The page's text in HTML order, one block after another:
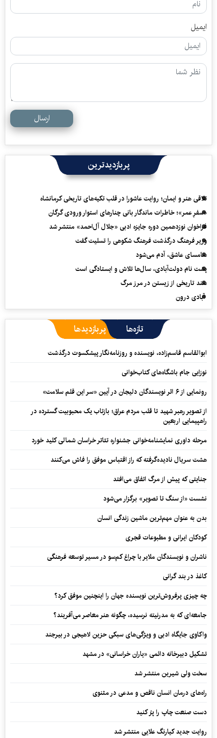
ایمیل
ارسال
پربازدیدترین
تلاقی هنر و ایمان؛ روایت عاشورا در قلب تکیه‌های تاریخی کرمانشاه
«سفرِ عمر»؛ خاطرات ماندگار بانی چنارهای استوار ورودی گرگان
فراخوان نوزدهمین دوره جایزه ادبی «جلال آل‌احمد» منتشر شد
وزیر فرهنگ درگذشت فرهنگ شکوهی را تسلیت گفت
سامسای عاشق، آدم می‌شود
پشت نام دولت‌آبادی، سال‌ها تلاش و ایستادگی است
سند تاریخی از زیستن در مرز مرگ
آبادی درون
تازه‌ها پربازدیدها
ابوالقاسم قاسم‌زاده، نویسنده و روزنامه‌نگار پیشکسوت درگذشت
نوزایی جام باشگاه‌های کتاب‌خوانی
رونمایی از ۶ اثر نویسندگان دلیجان در آیین «سر این قلم سلامت»
از تصویر رهبر شهید تا قلب مردم عراق؛ بازتاب یک محبوبیت گسترده در
راهپیمایی اربعین
مرحله داوری نمایشنامه‌خوانی جشنواره تئاتر خراسان شمالی کلید خورد
هشت سریال نادیده‌گرفته که راز اقتباس موفق را فاش می‌کنند
جنایتی که پیش از مرگ اتفاق می‌افتد
نشست «از سنگ تا تصویر» برگزار می‌شود
بدن به عنوان مهم‌ترین ماشین زندگی انسان
کودکان ایرانی و مطبوعات قجری
ناشران و نویسندگان ملایر با چراغ کم‌سو در مسیر توسعه فرهنگی
کاغذ در بند گرانی
چه چیزی پرفروش‌ترین نویسنده جهان را اینچنین موفق کرد؟
جامعه‌ای که به مدرنیته نرسیده، چگونه هنر معاصر می‌آفریند؟
واکاوی جایگاه ادبی و ویژگی‌های سبکی حزین لاهیجی در بیرجند
تشکیل دبیرخانه دائمی «یاران خراسانی» در مشهد
سخت ولی شیرین منتشر شد
راه‌های درمان انسان ناقص و مدعی در مثنوی
دست صنعت چاپ را پرُ کنید
روایت جدید کیارنگ علایی منتشر شد